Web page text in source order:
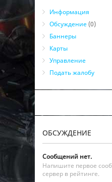
Информация
Обсуждение (0)
Баннеры
Карты
Управление
Подать жалобу
ОБСУЖДЕНИЕ
Сообщений нет.
Напишите первое
сервер в рейтинге.